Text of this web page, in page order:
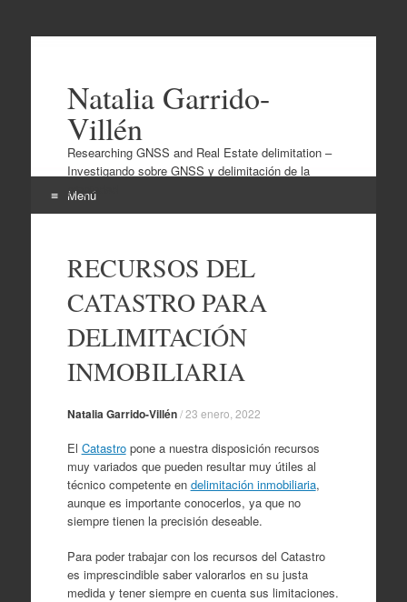
Natalia Garrido-
Villén
Researching GNSS and Real Estate delimitation –
Investigando sobre GNSS y delimitación de la
propiedad
Menú
contenidoRECURSOS DEL
CATASTRO PARA
DELIMITACIÓN
INMOBILIARIA
Natalia Garrido-Villén/23 enero, 2022
El Catastropone a nuestra disposición recursos
muy variados que pueden resultar muy útiles al
técnico competente en delimitación inmobiliaria,
aunque es importante conocerlos, ya que no
siempre tienen la precisión deseable.
Para poder trabajar con los recursos del Catastro
es imprescindible saber valorarlos en su justa
medida y tener siempre en cuenta sus limitaciones.